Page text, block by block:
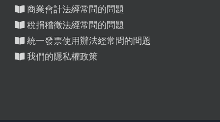
商業會計法經常問的問題
稅捐稽徵法經常問的問題
統一發票使用辦法經常問的問題
我們的隱私權政策